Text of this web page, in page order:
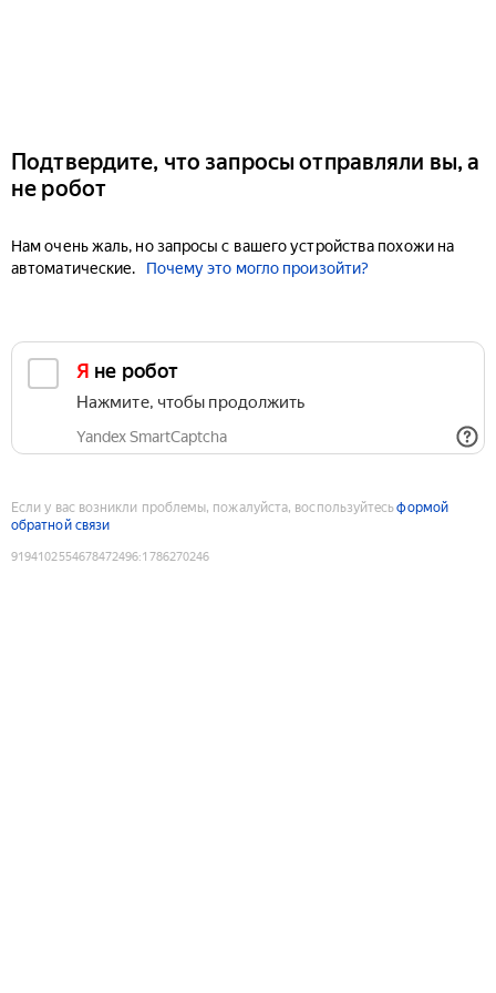
Подтвердите, что запросы отправляли вы, а
не робот
Нам очень жаль, но запросы с вашего устройства похожи на
автоматические.
Почему это могло произойти?
Я не робот
Нажмите, чтобы продолжить
Yandex SmartCaptcha
Если у вас возникли проблемы, пожалуйста, воспользуйтесьформой
обратной связи
9194102554678472496:1786270246